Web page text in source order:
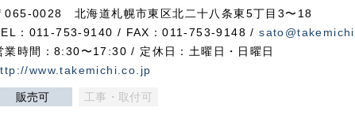
065-0028 北海道札幌市東区北二十八条東5丁目3〜18
：011-753-9140 / FAX：011-753-9148 /
業時間：8:30〜17:30 / 定休日：土曜日・日曜日
www.takemichi.co.jp
販売可 工事・取付可